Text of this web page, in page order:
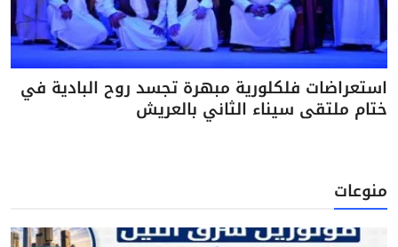
استعراضات فلكلورية مبهرة تجسد روح البادية في
ختام ملتقى سيناء الثاني بالعريش
منوعات